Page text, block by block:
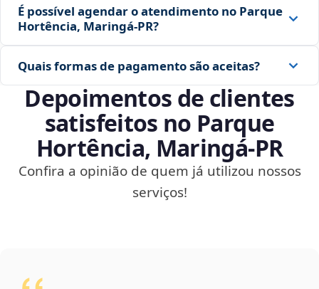
É possível agendar o atendimento no Parque
Hortência, Maringá‑PR?
Quais formas de pagamento são aceitas?
Depoimentos de clientes
satisfeitos no Parque
Hortência, Maringá‑PR
Confira a opinião de quem já utilizou nossos
serviços!